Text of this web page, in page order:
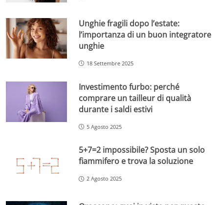
Unghie fragili dopo l’estate:
l’importanza di un buon integratore
unghie
18 Settembre 2025
Investimento furbo: perché
comprare un tailleur di qualità
durante i saldi estivi
5 Agosto 2025
5+7=2 impossibile? Sposta un solo
fiammifero e trova la soluzione
2 Agosto 2025